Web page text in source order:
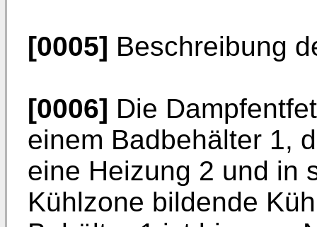
[0005] Beschreibung
[0006] Die
einem Badbehälter 1,
eine Heizung 2 und in
Kühlzone bildende